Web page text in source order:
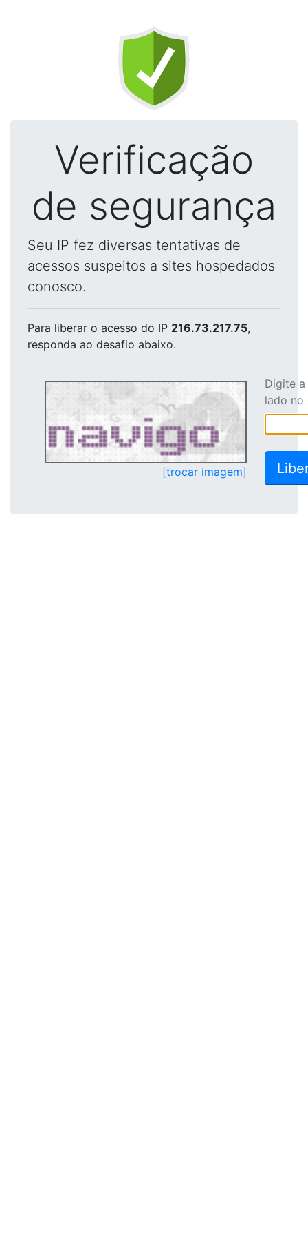
Verificação
de segurança
Seu IP fez diversas tentativas de
acessos suspeitos a sites hospedados
conosco.
Para liberar o acesso do IP 216.73.217.75,
responda ao desafio abaixo.
[trocar imagem]
Digite
lado no